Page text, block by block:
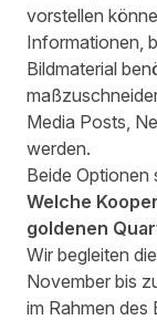
vorstellen
Informationen,
Bildmaterial
Media Posts,
werden.
Beide Optionen
Welche
goldenen
Wir begleiten
November bis
im Rahmen des